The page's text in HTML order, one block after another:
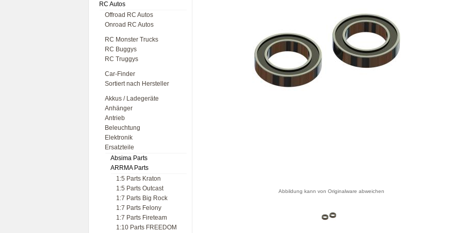
RC Autos
Offroad RC Autos
Onroad RC Autos
RC Monster Trucks
RC Buggys
RC Truggys
Car-Finder
Sortiert nach Hersteller
Akkus / Ladegeräte
Anhänger
Antrieb
Beleuchtung
Elektronik
Ersatzteile
Absima Parts
ARRMA Parts
1:5 Parts Kraton
1:5 Parts Outcast
1:7 Parts Big Rock
1:7 Parts Felony
1:7 Parts Fireteam
1:10 Parts FREEDOM
Abbildung kann von Originalware abweichen